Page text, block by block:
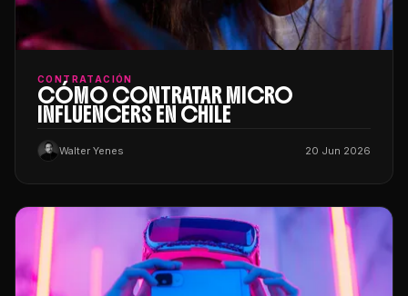
CONTRATACIÓN
CÓMO CONTRATAR MICRO
INFLUENCERS EN CHILE
Walter Yenes 20 Jun 2026